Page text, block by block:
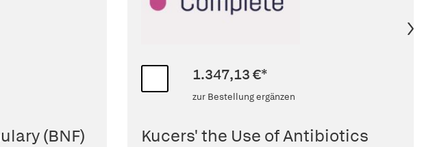
(BNF)
1.347,13 €*
zur Bestellung ergänzen
Kucers' the Use of Antibiotics